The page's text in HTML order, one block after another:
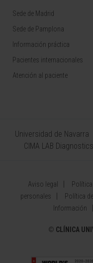
Sede de Madrid
Sede de Pamplona
Información práctica
Pacientes internacionales
Atención al paciente
Universidad de Navarra
CIMA LAB Diagnostics
Aviso legal
personales
Política
Información
© CLÍNICA